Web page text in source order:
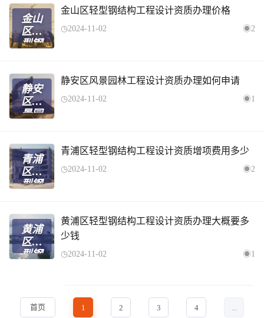
计资
质新
办费
用
金山
区轻
型钢
设计
资质
办理
价格
金山区轻型钢结构工程设计资质办理价格
2024-11-02 2
静安
区风
景园
计资
质办
理如
何申
静安区风景园林工程设计资质办理如何申请
2024-11-02 1
青浦
区轻
型钢
设计
资质
增项
费用
青浦区轻型钢结构工程设计资质增项费用多少
2024-11-02 2
黄浦
区轻
型钢
资质
黄浦区轻型钢结构工程设计资质办理大概要多
少钱
2024-11-02 1
首页 1 2 3 4